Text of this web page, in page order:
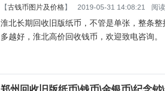
【古钱币图片及价格】 2019-05-31 14:08:21 阅
淮北长期回收旧版纸币，不管是单张，整条
多越好，淮北高价回收钱币，欢迎致电咨询。